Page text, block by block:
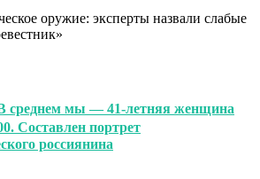
среднем мы — 41-летняя женщина
Составлен портрет
россиянина